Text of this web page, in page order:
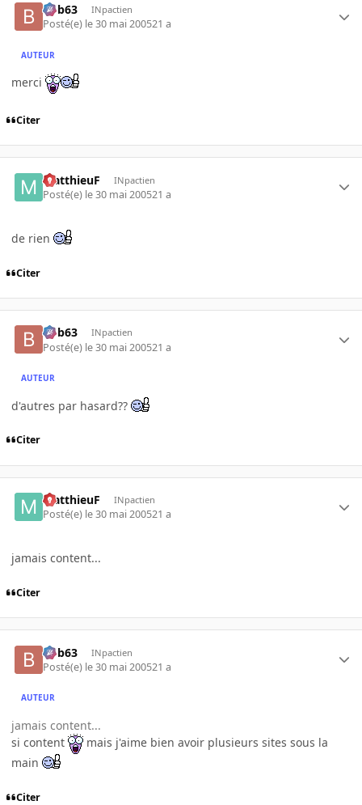
bob63 INpactien
Posté(e) le 30 mai 200521 a
AUTEUR
merci
Citer
MatthieuF INpactien
Posté(e) le 30 mai 200521 a
de rien
Citer
bob63 INpactien
Posté(e) le 30 mai 200521 a
AUTEUR
d'autres par hasard??
Citer
MatthieuF INpactien
Posté(e) le 30 mai 200521 a
jamais content...
Citer
bob63 INpactien
Posté(e) le 30 mai 200521 a
AUTEUR
jamais content...
si content
mais j'aime bien avoir plusieurs sites sous la
main
Citer